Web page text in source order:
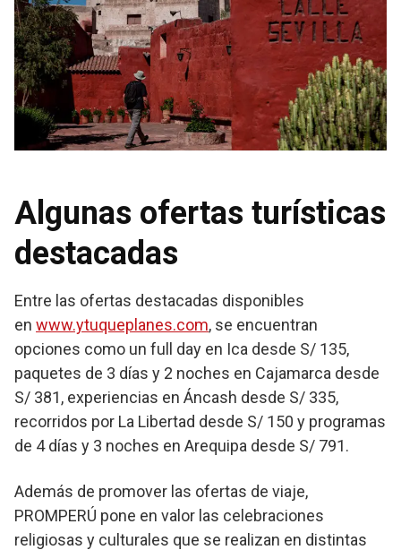
Algunas ofertas turísticas
destacadas
Entre las ofertas destacadas disponibles
en www.ytuqueplanes.com, se encuentran
opciones como un full day en Ica desde S/ 135,
paquetes de 3 días y 2 noches en Cajamarca desde
S/ 381, experiencias en Áncash desde S/ 335,
recorridos por La Libertad desde S/ 150 y programas
de 4 días y 3 noches en Arequipa desde S/ 791.
Además de promover las ofertas de viaje,
PROMPERÚ pone en valor las celebraciones
religiosas y culturales que se realizan en distintas